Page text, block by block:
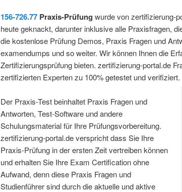
156-726.77 Praxis-Prüfung wurde von zertifizierung-
heute geknackt, darunter inklusive alle Praxisfragen,
die kostenlose Prüfung Demos, Praxis Fragen und
examendumps und so weiter. Wir können Ihnen die
Zertifizierungsprüfung bieten. zertifizierung-portal.de
zertifizierten Experten zu 100% getestet und verifiziert.
Der Praxis-Test beinhaltet Praxis Fragen und
Antworten, Test-Software und andere
Schulungsmaterial für Ihre Prüfungsvorbereitung.
zertifizierung-portal.de verspricht dass Sie Ihre
Praxis-Prüfung in der ersten Zeit vertreiben können
und erhalten Sie Ihre Exam Certification ohne
Aufwand, denn diese Praxis Fragen und
Studienführer sind durch die aktuelle und aktive